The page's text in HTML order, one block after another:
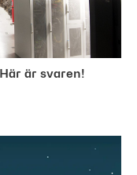
är svaren!